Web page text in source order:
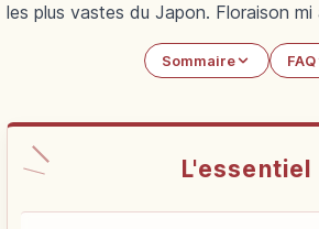
les plus vastes du Japon. Floraison mi
Sommaire FAQ
L'essentiel